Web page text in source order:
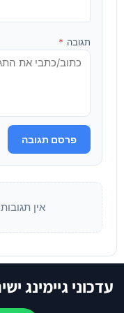
תגובה *
פרסם תגובה
אין
עדכוני גיימינג